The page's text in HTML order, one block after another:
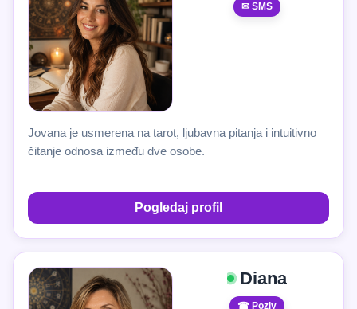
✉ SMS
Jovana je usmerena na tarot, ljubavna pitanja i intuitivno
čitanje odnosa između dve osobe.
Pogledaj profil
Diana
☎ Poziv